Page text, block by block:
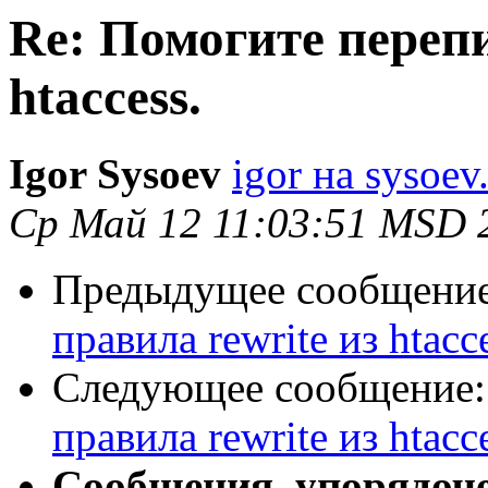
Re: Помогите
htaccess.
Igor Sysoev igor на
Ср Май 12 11:03:51 MSD
Предыдущее
правила rewrite из
Следующее
правила rewrite из